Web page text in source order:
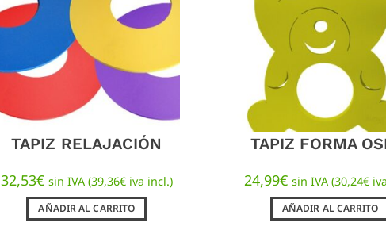
TAPIZ RELAJACIÓN
32,53€ sin IVA (39,36€iva incl.)
AÑADIR AL CARRITO
TAPIZ FORMA
24,99€ sin IVA (30,24€
AÑADIR AL CARRITO